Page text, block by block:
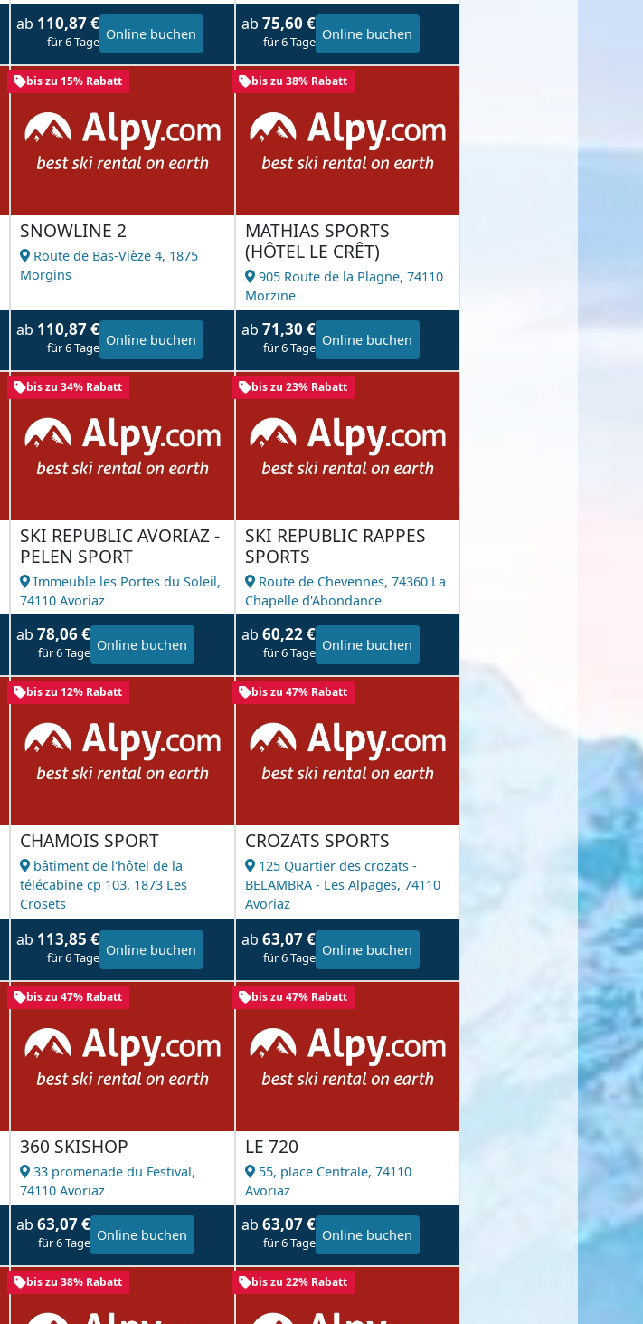
ab 110,87 €
für 6 Tage Online buchen
ab 75,60 €
für 6 Tage Online buchen
bis zu 15% Rabatt
SNOWLINE 2
Route de Bas-Vièze 4, 1875
Morgins
ab 110,87 €
für 6 Tage Online buchen
bis zu 38% Rabatt
MATHIAS SPORTS
(HÔTEL LE CRÊT)
905 Route de la Plagne, 74110
Morzine
ab 71,30 €
für 6 Tage Online buchen
bis zu 34% Rabatt
SKI REPUBLIC AVORIAZ -
PELEN SPORT
Immeuble les Portes du Soleil,
74110 Avoriaz
ab 78,06 €
für 6 Tage Online buchen
bis zu 23% Rabatt
SKI REPUBLIC RAPPES
SPORTS
Route de Chevennes, 74360 La
Chapelle d'Abondance
ab 60,22 €
für 6 Tage Online buchen
bis zu 12% Rabatt
CHAMOIS SPORT
bâtiment de l'hôtel de la
télécabine cp 103, 1873 Les
Crosets
ab 113,85 €
für 6 Tage Online buchen
bis zu 47% Rabatt
CROZATS SPORTS
125 Quartier des crozats -
BELAMBRA - Les Alpages, 74110
Avoriaz
ab 63,07 €
für 6 Tage Online buchen
bis zu 47% Rabatt
360 SKISHOP
33 promenade du Festival,
74110 Avoriaz
ab 63,07 €
für 6 Tage Online buchen
bis zu 47% Rabatt
LE 720
55, place Centrale, 74110
Avoriaz
ab 63,07 €
für 6 Tage Online buchen
bis zu 38% Rabatt bis zu 22% Rabatt